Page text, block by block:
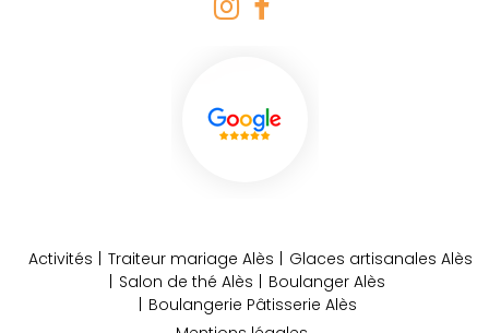
Activités Traiteur mariage Alès
Glaces artisanales Alès
Salon de thé Alès
Boulanger Alès
Boulangerie Pâtisserie Alès